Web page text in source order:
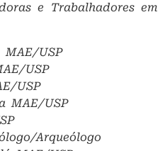
e Trabalhadores em
MAE/USP
USP
USP
MAE/USP
Arqueólogo